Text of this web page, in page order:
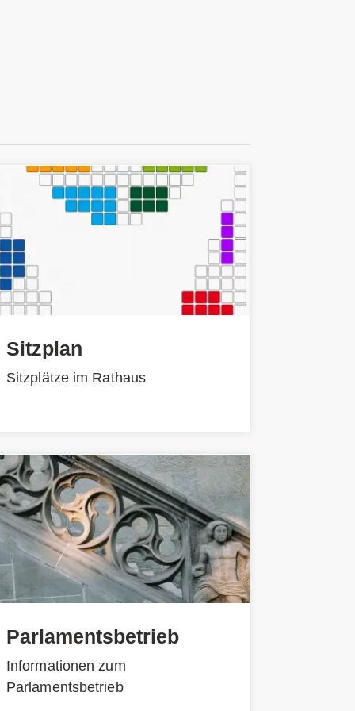
Sitzplan
Sitzplätze im Rathaus
Parlamentsbetrieb
Informationen zum
Parlamentsbetrieb